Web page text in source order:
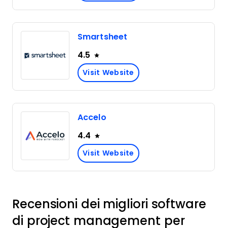
Smartsheet
4.5
Visit Website
Accelo
4.4
Visit Website
Recensioni dei migliori software
di project management per